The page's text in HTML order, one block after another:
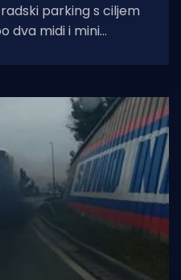
parking s ciljem
dva midi i mini